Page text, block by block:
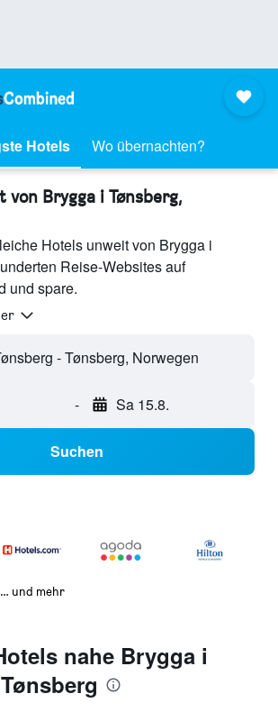
Hotels Wo übernachten?
Brygga i Tønsberg,
Hotels unweit von Brygga i
Reise-Websites auf
und spare.
- Tønsberg, Norwegen
- Sa 15.8.
Suchen
… und mehr
nahe Brygga i